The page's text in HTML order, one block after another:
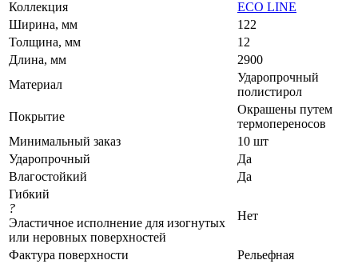
Коллекция
ECO LINE
Ширина, мм
122
Толщина, мм
12
Длина, мм
2900
Материал
Ударопрочный
полистирол
Покрытие
Окрашены путем
термопереносов
Минимальный заказ
10 шт
Ударопрочный
Да
Влагостойкий
Да
Гибкий
?
Эластичное исполнение для изогнутых
или неровных поверхностей
Нет
Фактура поверхности
Рельефная